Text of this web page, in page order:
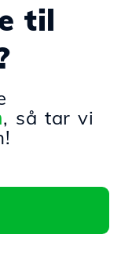
til
, så tar vi